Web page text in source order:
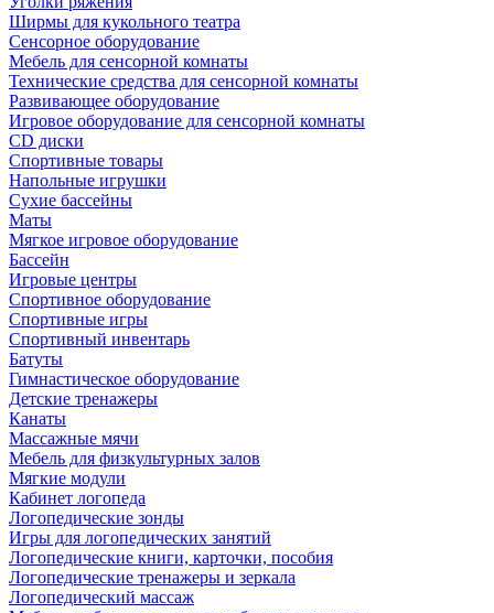
Ширмы для кукольного театра
Сенсорное оборудование
Мебель для сенсорной комнаты
Технические средства для сенсорной комнаты
Развивающее оборудование
Игровое оборудование для сенсорной комнаты
CD диски
Спортивные товары
Напольные игрушки
Сухие бассейны
Маты
Мягкое игровое оборудование
Бассейн
Игровые центры
Спортивное оборудование
Спортивные игры
Спортивный инвентарь
Батуты
Гимнастическое оборудование
Детские тренажеры
Канаты
Массажные мячи
Мебель для физкультурных залов
Мягкие модули
Кабинет логопеда
Логопедические зонды
Игры для логопедических занятий
Логопедические книги, карточки, пособия
Логопедические тренажеры и зеркала
Логопедический массаж